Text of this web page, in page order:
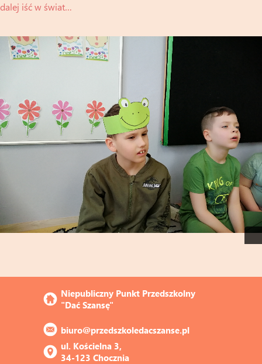
dalej iść w świat…
Niepubliczny Punkt Przedszkolny
"Dać Szansę"
ul. Kościelna 3,
34-123 Chocznia
biuro@przedszkoledacszanse.pl